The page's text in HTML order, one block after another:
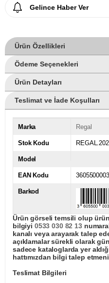
Gelince Haber Ver
Ürün Özellikleri
Ödeme Seçenekleri
Ürün Detayları
Teslimat ve İade Koşulları
Marka Regal
Stok Kodu
Model
EAN Kodu
Barkod
Ürün görseli temsili olup
bilgiyi 0533 030 82 13
kanalı veya arayarak talep
açıklamalar sürekli olarak
sadece kataloglarda yer
hattımızdan bilgi talep
Teslimat Bilgileri